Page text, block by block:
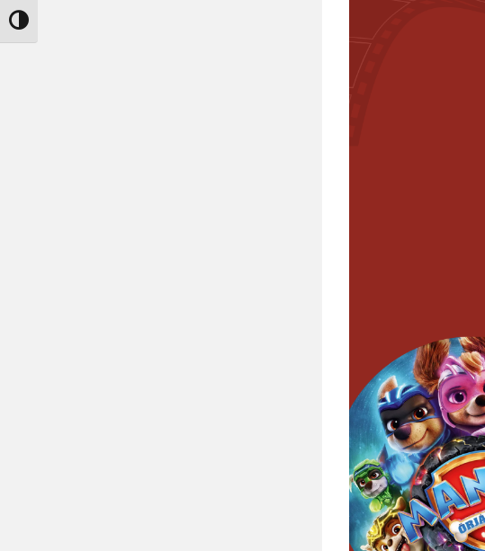
Nagy kontraszt váltása